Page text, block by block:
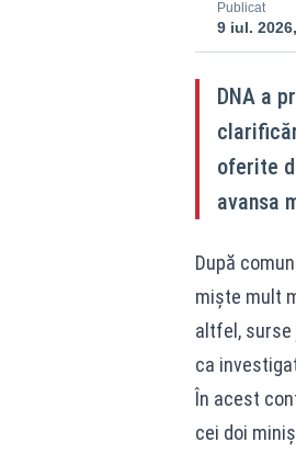
Publicat
9 iul.
DNA a
oferite
avansa
După
miște mult
altfel, surse
ca
În acest
cei doi